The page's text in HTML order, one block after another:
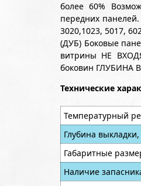
более 60%
передних
3020,1023, 5017,
(ДУБ) Боковые
витрины НЕ
боковин
Технические
Температурный
Глубина
Габаритные
Наличие